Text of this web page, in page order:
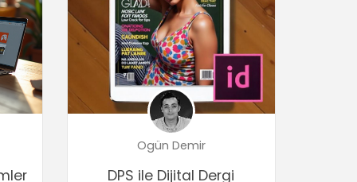
Geçiş Animasyonları oluşturma (Object
State)
03:15
Varolan Object State içerisine yeni
State ekleme
03:56
Hot Spot UygulamasıOgün Demir
DPS ile Dijital Dergi